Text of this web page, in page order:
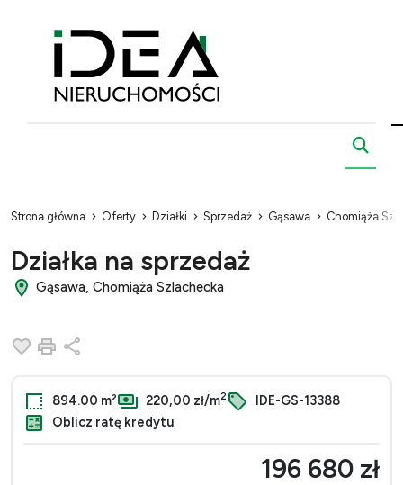
Strona główna Oferty Działki Sprzedaż Gąsawa Chomiąża
Działka na sprzedaż
Gąsawa, Chomiąża Szlachecka
Dodaj do ulubionych
Drukuj
894.00 m² 220,00 zł/m2
IDE-GS-13388
Oblicz ratę kredytu
196 680 zł